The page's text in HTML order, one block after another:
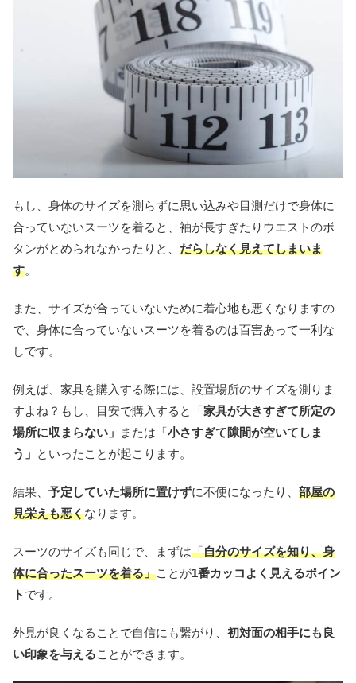
もし、身体のサイズを測らずに思い込みや目測だけで身体に
合っていないスーツを着ると、袖が長すぎたりウエストのボ
タンがとめられなかったりと、 だらしなく見えてしまいま
す。
また、サイズが合っていないために着心地も悪くなりますの
で、身体に合っていないスーツを着るのは百害あって一利な
しです。
例えば、家具を購入する際には、設置場所のサイズを測りま
すよね？もし、目安で購入すると「家具が大きすぎて所定の
場所に収まらない」
または「小さすぎて隙間が空いてしま
う」 といったことが起こります。
結果、 予定していた場所に置けずに不便になったり、 部屋の
見栄えも悪くなります。
スーツのサイズも同じで、まずは「自分のサイズを知り、身
体に合ったスーツを着る」ことが1番カッコよく見えるポイン
ト です。
外見が良くなることで自信にも繋がり、 初対面の相手にも良
い印象を与えることができます。